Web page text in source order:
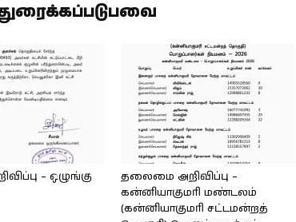
– ஒழுங்கு
தலைமை அறிவிப்பு –
கன்னியாகுமரி மண்டலம்
(கன்னியாகுமரி சட்டமன்றத்